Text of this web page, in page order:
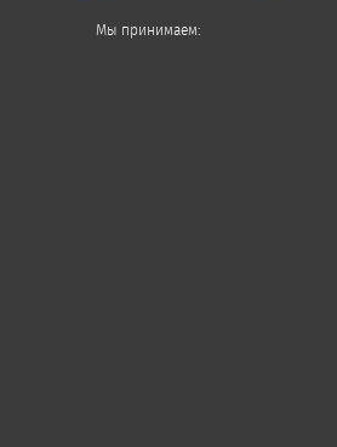
Мы принимаем: